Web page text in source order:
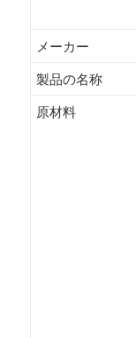
メーカー
製品の名称
原材料